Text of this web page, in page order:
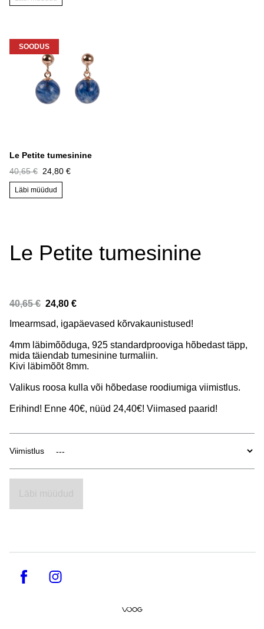
SOODUS
Le Petite tumesinine
40,65 € 24,80 €
Läbi müüdud
Le Petite tumesinine
40,65 € 24,80 €
Imearmsad, igapäevased kõrvakaunistused!
4mm läbimõõduga, 925 standardprooviga hõbedast täpp,
mida täiendab tumesinine turmaliin.
Kivi läbimõõt 8mm.
Valikus roosa kulla või hõbedase roodiumiga viimistlus.
Erihind! Enne 40€, nüüd 24,40€! Viimased paarid!
Viimistlus